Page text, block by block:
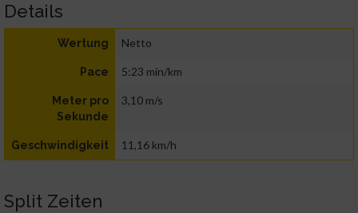
Details
Wertung Netto
Pace 5:23 min/km
Meter pro
Sekunde
3,10 m/s
Geschwindigkeit 11,16 km/h
Split Zeiten